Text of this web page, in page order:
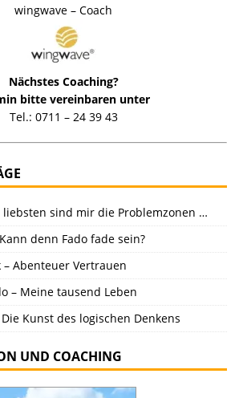
wingwave – Coach
Nächstes Coaching?
bitte vereinbaren unter
Tel.: 0711 – 24 39 43
liebsten sind mir die Problemzonen …
denn Fado fade sein?
– Abenteuer Vertrauen
– Meine tausend Leben
Kunst des logischen Denkens
UND COACHING